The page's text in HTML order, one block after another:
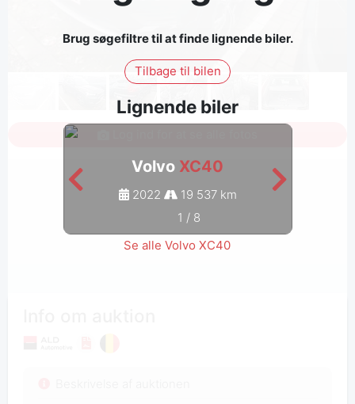
Brug søgefiltre til at finde lignende biler.
Tilbage til bilen
Lignende biler
Volvo XC40
2022
19 537 km
1 / 8
Se alle Volvo XC40